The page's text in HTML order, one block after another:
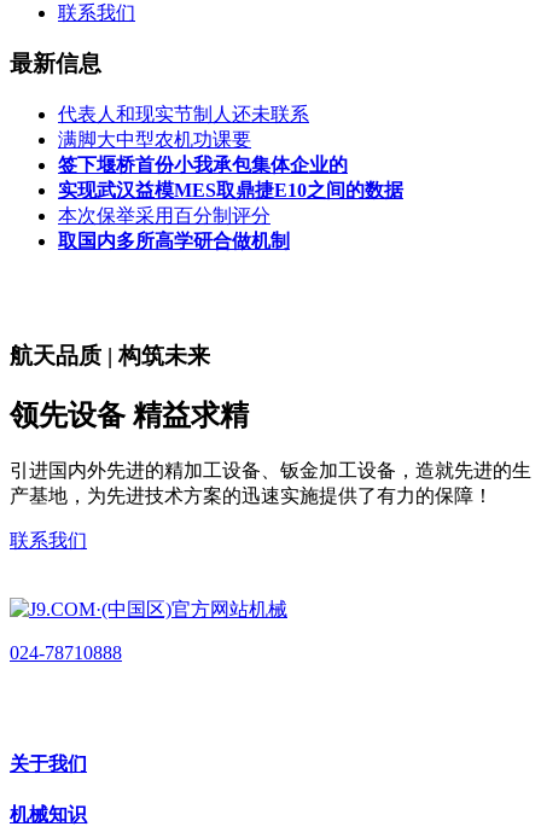
联系我们
最新信息
代表人和现实节制人还未联系
满脚大中型农机功课要
签下堰桥首份小我承包集体企业的
实现武汉益模MES取鼎捷E10之间的数据
本次保举采用百分制评分
取国内多所高学研合做机制
航天品质 | 构筑未来
领先设备 精益求精
引进国内外先进的精加工设备、钣金加工设备，造就先进的生
产基地，为先进技术方案的迅速实施提供了有力的保障！
联系我们
024-78710888
关于我们
机械知识